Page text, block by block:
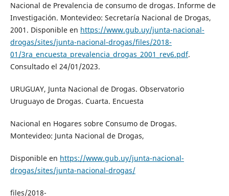
Nacional de Prevalencia de consumo de drogas. Informe de
Investigación. Montevideo: Secretaría Nacional de Drogas,
2001. Disponible en https://www.gub.uy/junta-nacional-
drogas/sites/junta-nacional-drogas/files/2018-
01/3ra_encuesta_prevalencia_drogas_2001_rev6.pdf.
Consultado el 24/01/2023.
URUGUAY, Junta Nacional de Drogas. Observatorio
Uruguayo de Drogas. Cuarta. Encuesta
Nacional en Hogares sobre Consumo de Drogas.
Montevideo: Junta Nacional de Drogas,
Disponible en https://www.gub.uy/junta-nacional-
drogas/sites/junta-nacional-drogas/
files/2018-